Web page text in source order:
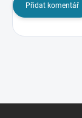
Přidat komentář